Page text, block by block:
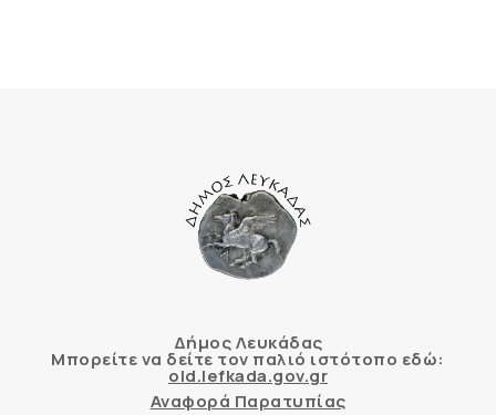
Δήμος Λευκάδας
Μπορείτε να δείτε τον παλιό ιστότοπο εδώ:
old.lefkada.gov.gr
Αναφορά Παρατυπίας